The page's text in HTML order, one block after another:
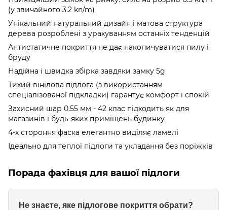
(у звичайного 3.2 kn/m)
Унікальний натуральний дизайн і матова структура
дерева розроблені з урахуванням останніх тенденцій
Антистатичне покриття не дає накопичуватися пилу і
бруду
Надійна і швидка збірка завдяки замку 5g
Тихий вінілова підлога (з використанням
спеціалізованої підкладки) гарантує комфорт і спокій
Захисний шар 0.55 мм - 42 клас підходить як для
магазинів і будь-яких приміщень будинку
4-х стороння фаска елегантно виділяє ламелі
Ідеально для теплої підлоги та укладання без поріжків
Порада фахівця для вашої підлоги
Не знаєте, яке підлогове покриття обрати?